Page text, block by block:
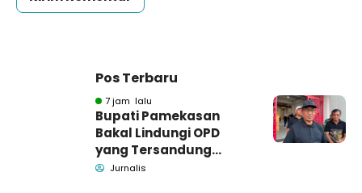
Pos Terbaru
7 jam lalu
Bupati Pamekasan
Bakal Lindungi OPD
yang Tersandung
Dugaan Korupsi
Jurnalis